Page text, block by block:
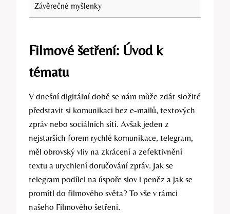
Závěrečné myšlenky
Filmové šetření: Úvod k
tématu
V dnešní digitální době se nám může zdát složité
představit si komunikaci bez e-mailů, textových
zpráv nebo sociálních sítí. Avšak jeden z
nejstarších forem rychlé komunikace, telegram,
měl obrovský vliv na zkrácení a zefektivnění
textu a urychlení doručování zpráv. Jak se
telegram podílel na úspoře slov i peněz a jak se
promítl do filmového světa? To vše v rámci
našeho Filmového šetření.